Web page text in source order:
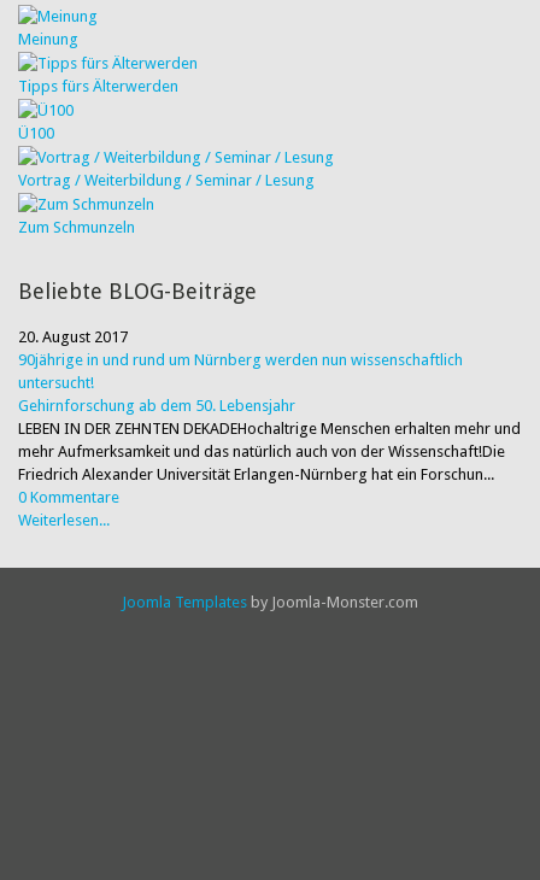
Meinung
Tipps fürs Älterwerden
Ü100
Vortrag / Weiterbildung / Seminar / Lesung
Zum Schmunzeln
Beliebte BLOG-Beiträge
20. August 2017
90jährige in und rund um Nürnberg werden nun wissenschaftlich
untersucht!
Gehirnforschung ab dem 50. Lebensjahr
LEBEN IN DER ZEHNTEN DEKADEHochaltrige Menschen erhalten mehr und
mehr Aufmerksamkeit und das natürlich auch von der Wissenschaft!Die
Friedrich Alexander Universität Erlangen-Nürnberg hat ein Forschun...
0 Kommentare
Weiterlesen...
Joomla Templates by Joomla-Monster.com